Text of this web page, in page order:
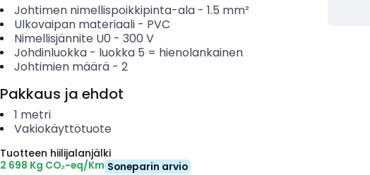
Johtimen nimellispoikkipinta-ala- 1.5 mm²
Ulkovaipan materiaali- PVC
Nimellisjännite U0 - 300 V
Johdinluokka- luokka 5 = hienolankainen
Johtimien määrä- 2
Pakkaus ja ehdot
1 metri
Vakiokäyttötuote
Tuotteen hiilijalanjälki
2 698 Kg CO₂-eq/Km Soneparin arvio